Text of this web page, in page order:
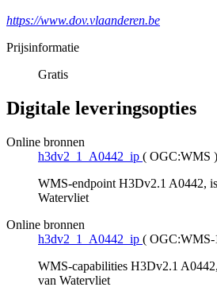
https://www.dov.vlaanderen.be
Prijsinformatie
Gratis
Digitale leveringsopties
Online bronnen
h3dv2_1_A0442_ip ( OGC:WMS )
WMS-endpoint H3Dv2.1 A0442,
Watervliet
Online bronnen
h3dv2_1_A0442_ip ( OGC:WMS-
WMS-capabilities H3Dv2.1
van Watervliet